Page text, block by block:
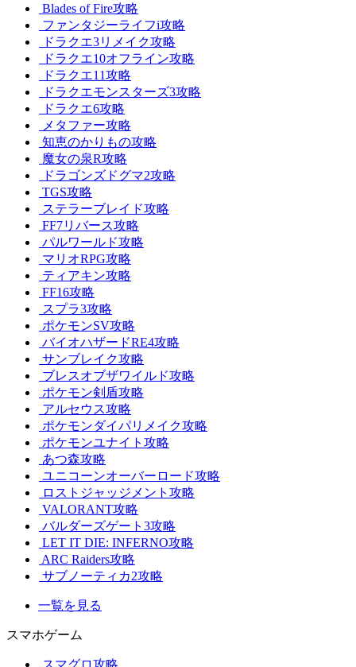
Blades of Fire攻略
ファンタジーライフi攻略
ドラクエ3リメイク攻略
ドラクエ10オフライン攻略
ドラクエ11攻略
ドラクエモンスターズ3攻略
ドラクエ6攻略
メタファー攻略
知恵のかりもの攻略
魔女の泉R攻略
ドラゴンズドグマ2攻略
TGS攻略
ステラーブレイド攻略
FF7リバース攻略
パルワールド攻略
マリオRPG攻略
ティアキン攻略
FF16攻略
スプラ3攻略
ポケモンSV攻略
バイオハザードRE4攻略
サンブレイク攻略
ブレスオブザワイルド攻略
ポケモン剣盾攻略
アルセウス攻略
ポケモンダイパリメイク攻略
ポケモンユナイト攻略
あつ森攻略
ユニコーンオーバーロード攻略
ロストジャッジメント攻略
VALORANT攻略
バルダーズゲート3攻略
LET IT DIE: INFERNO攻略
ARC Raiders攻略
サブノーティカ2攻略
一覧を見る
スマホゲーム
スマグロ攻略